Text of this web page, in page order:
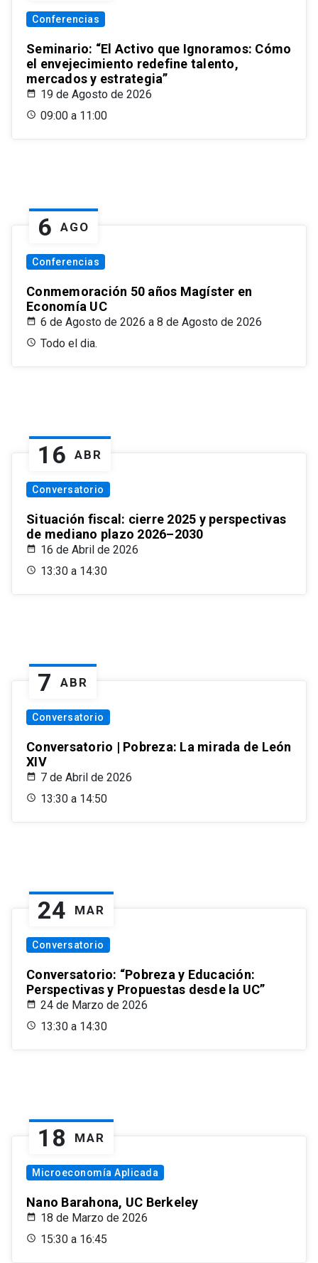
Conferencias
Seminario: “El Activo que Ignoramos: Cómo
el envejecimiento redefine talento,
mercados y estrategia”
19 de Agosto de 2026
09:00 a 11:00
6 AGO
Conferencias
Conmemoración 50 años Magíster en
Economía UC
6 de Agosto de 2026 a 8 de Agosto de 2026
Todo el dia.
16 ABR
Conversatorio
Situación fiscal: cierre 2025 y perspectivas
de mediano plazo 2026–2030
16 de Abril de 2026
13:30 a 14:30
7 ABR
Conversatorio
Conversatorio | Pobreza: La mirada de León
XIV
7 de Abril de 2026
13:30 a 14:50
24 MAR
Conversatorio
Conversatorio: “Pobreza y Educación:
Perspectivas y Propuestas desde la UC”
24 de Marzo de 2026
13:30 a 14:30
18 MAR
Microeconomía Aplicada
Nano Barahona, UC Berkeley
18 de Marzo de 2026
15:30 a 16:45